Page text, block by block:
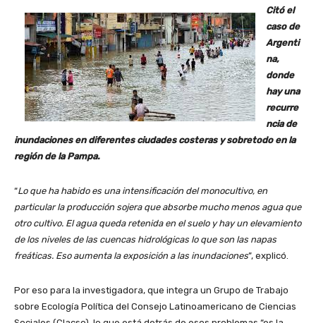
Citó el
caso de
Argenti
na,
donde
hay una
recurre
ncia de
inundaciones en diferentes ciudades costeras y sobretodo en la
región de la Pampa.
“Lo que ha habido es una intensificación del monocultivo, en
particular la producción sojera que absorbe mucho menos agua que
otro cultivo. El agua queda retenida en el suelo y hay un elevamiento
de los niveles de las cuencas hidrológicas lo que son las napas
freáticas. Eso aumenta la exposición a las inundaciones”, explicó.
Por eso para la investigadora, que integra un Grupo de Trabajo
sobre Ecología Política del Consejo Latinoamericano de Ciencias